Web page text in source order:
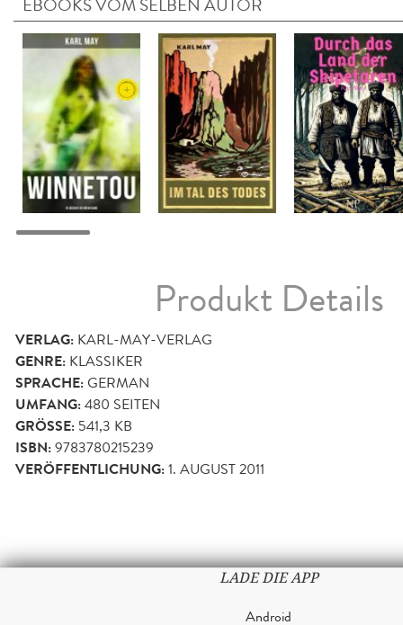
Produkt Details
VERLAG: KARL-MAY-VERLAG
GENRE: KLASSIKER
SPRACHE:GERMAN
UMFANG:480 SEITEN
GRÖSSE: 541,3 KB
ISBN:9783780215239
VERÖFFENTLICHUNG:1. AUGUST 2011
LADE DIE APP
Android